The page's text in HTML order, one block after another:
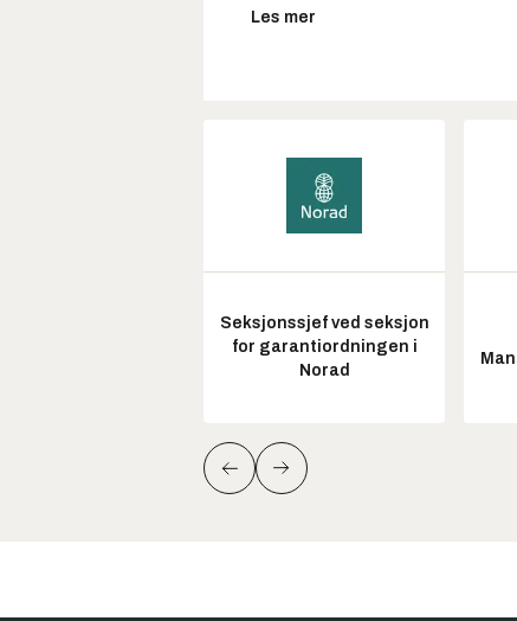
Les mer
Seksjonssjef ved seksjon
for garantiordningen i
Norad